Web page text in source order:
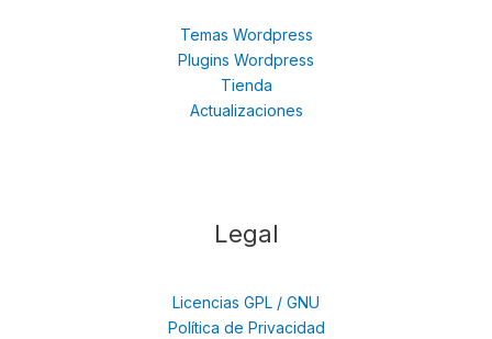
Temas Wordpress
Plugins Wordpress
Tienda
Actualizaciones
Legal
Licencias GPL / GNU
Política de Privacidad